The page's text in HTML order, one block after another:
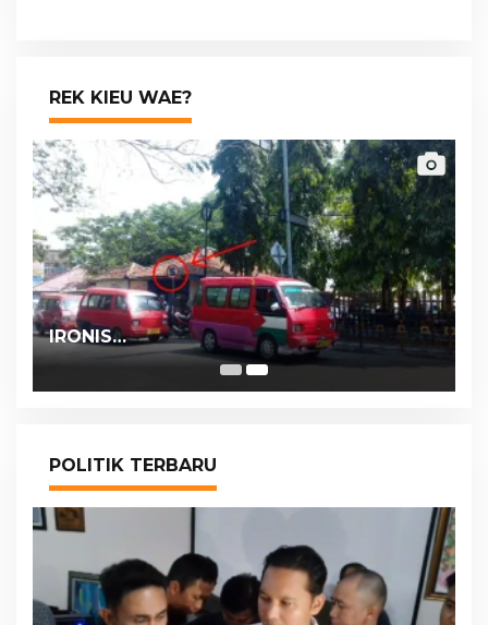
REK KIEU WAE?
IRONIS…
POLITIK TERBARU